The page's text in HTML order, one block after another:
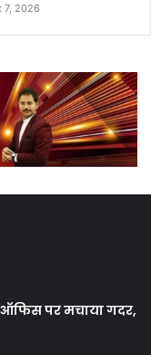
7, 2026
पर मचाया गदर,